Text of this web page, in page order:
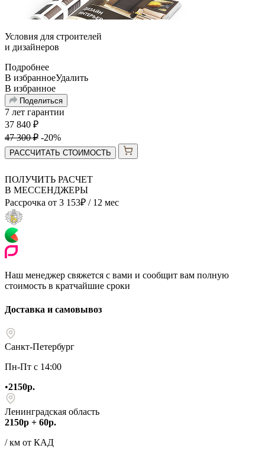
Условия для строителей
и дизайнеров
Подробнее
В избранноеУдалить
В избранное
Поделиться
7 лет гарантии
37 840 ₽
47 300₽ -20%
РАССЧИТАТЬ СТОИМОСТЬ
ПОЛУЧИТЬ РАСЧЕТ
В МЕССЕНДЖЕРЫ
Рассрочка от 3 153₽ / 12 мес
Наш менеджер свяжется с вами и сообщит вам полную
стоимость в кратчайшие сроки
Доставка и самовывоз
Санкт-Петербург
Пн-Пт с 14:00
•2150р.
Ленинградская область
2150р + 60р.
/ км от КАД